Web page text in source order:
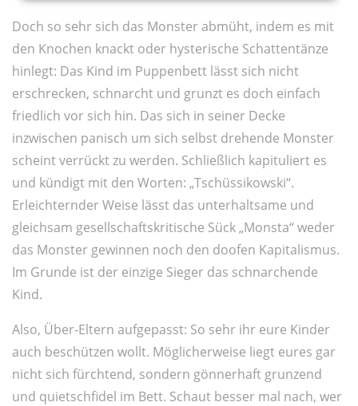
Doch so sehr sich das Monster abmüht, indem es mit
den Knochen knackt oder hysterische Schattentänze
hinlegt: Das Kind im Puppenbett lässt sich nicht
erschrecken, schnarcht und grunzt es doch einfach
friedlich vor sich hin. Das sich in seiner Decke
inzwischen panisch um sich selbst drehende Monster
scheint verrückt zu werden. Schließlich kapituliert es
und kündigt mit den Worten: „Tschüssikowski“.
Erleichternder Weise lässt das unterhaltsame und
gleichsam gesellschaftskritische Sück „Monsta“ weder
das Monster gewinnen noch den doofen Kapitalismus.
Im Grunde ist der einzige Sieger das schnarchende
Kind.
Also, Über-Eltern aufgepasst: So sehr ihr eure Kinder
auch beschützen wollt. Möglicherweise liegt eures gar
nicht sich fürchtend, sondern gönnerhaft grunzend
und quietschfidel im Bett. Schaut besser mal nach, wer